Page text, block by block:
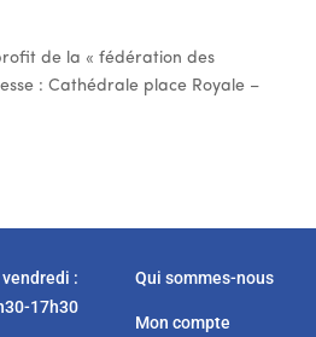
de la « fédération des
: Cathédrale place Royale –
:
17h30
Qui sommes-nous
Mon compte